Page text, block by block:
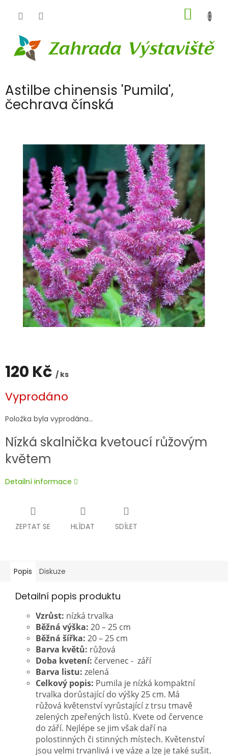
KOŠÍK
Astilbe chinensis 'Pumila',
čechrava čínská
120 Kč / ks
cena:
Vyprodáno
Položka byla vyprodána…
Nízká skalnička kvetoucí růžovým
květem
Detailní informace
ZEPTAT SE HLÍDAT SDÍLET
Popis Diskuze
Detailní popis produktu
Vzrůst: nízká trvalka
Běžná výška: 20 – 25 cm
Běžná šířka: 20 – 25 cm
Barva květů: růžová
Doba kvetení: červenec - září
Barva listu: zelená
Celkový popis: Pumila je nízká kompaktní
trvalka dorůstající do výšky 25 cm. Má
růžová květenství vyrůstající z trsu tmavě
zelených zpeřených listů. Kvete od července
do září. Nejlépe se jim však daří na
polostinných či stinných místech. Květenství
jsou velmi trvanlivá i ve váze a lze je také sušit.